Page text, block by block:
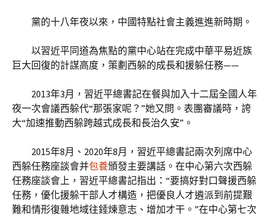
黨的十八年夜以來，中國特點社會主義進進新時期。
以習近平同道為焦點的黨中心站在完成中華平易近族
巨大回復的計謀高度，策劃西躲的成長和援躲任務——
2013年3月，習近平總書記在餐與加入十二屆全國人年
夜一次會議西躲代“那張家呢？”她又問。表團審議時，誇
大“加速推動西躲跨越式成長和長治久安”。
2015年8月、2020年8月，習近平總書記兩次列席中心
西躲任務座談會并包養頒發主要講話。在中心第六次西躲
任務座談會上，習近平總書記指出：“要搞好對口聲援西躲
任務，優化援躲干部人才構造，把優良人才遴派到前提艱
難和情形復雜地域往錘煉意志、增加才干。”在中心第七次